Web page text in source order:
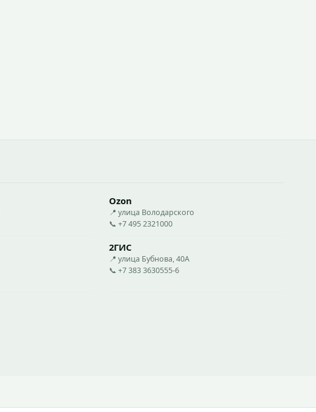
Ozon
📍 улица Володарского
📞 +7 495 2321000
2ГИС
📍 улица Бубнова, 40А
📞 +7 383 3630555-6